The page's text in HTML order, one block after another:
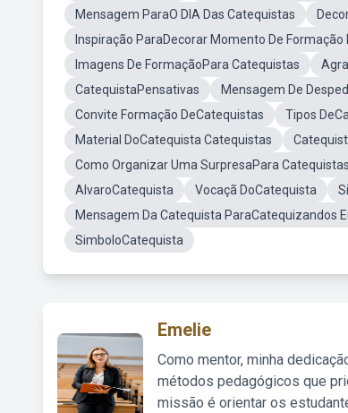
Mensagem ParaO DIA Das Catequistas
Inspiração ParaDecorar Momento De Formação
Imagens De FormaçãoPara Catequistas
CatequistaPensativas
Mensagem De
Convite Formação DeCatequistas
Tipos
Material DoCatequista Catequistas
Como Organizar Uma SurpresaPara Catequistas
AlvaroCatequista
Vocaçã DoCatequista
Mensagem Da Catequista ParaCatequizandos
SimboloCatequista
Emelie
Como mentor, minha
métodos pedagógicos que
missão é orientar os